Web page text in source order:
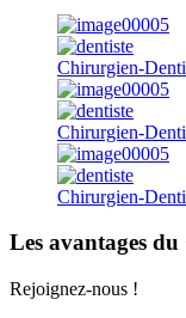
Chirurgien-
Chirurgien-
Chirurgien-
Les avantages
Rejoignez-nous !